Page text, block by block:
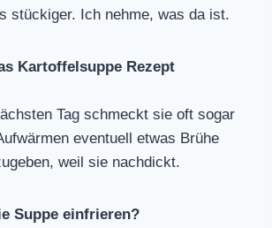
stückiger. Ich nehme, was da ist.
Kartoffelsuppe Rezept
Tag schmeckt sie oft sogar
eventuell etwas Brühe
weil sie nachdickt.
Suppe einfrieren?